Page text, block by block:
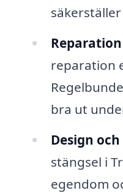
reparation
bra ut
Design
stängsel i
egendom